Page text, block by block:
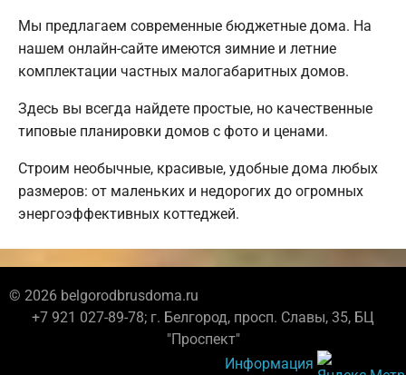
Мы предлагаем современные бюджетные дома. На
нашем онлайн-сайте имеются зимние и летние
комплектации частных малогабаритных домов.
Здесь вы всегда найдете простые, но качественные
типовые планировки домов с фото и ценами.
Строим необычные, красивые, удобные дома любых
размеров: от маленьких и недорогих до огромных
энергоэффективных коттеджей.
© 2026 belgorodbrusdoma.ru
+7 921 027-89-78; г. Белгород, просп. Славы, 35, БЦ
"Проспект"
Информация